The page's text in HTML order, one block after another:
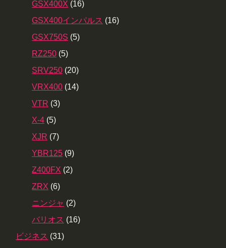
GSX400X (16)
GSX400インパルス (16)
GSX750S (5)
RZ250 (5)
SRV250 (20)
VRX400 (14)
VTR (3)
X-4 (5)
XJR (7)
YBR125 (9)
Z400FX (2)
ZRX (6)
ニンジャ (2)
バリオス (16)
ビジネス (31)